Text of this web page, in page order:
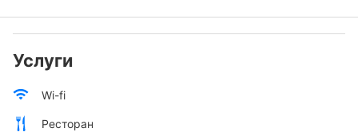
Услуги
Wi-fi
Ресторан